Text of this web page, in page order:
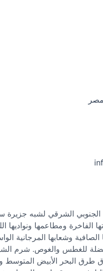
الشرقي لشبه جزيرة
ومطاعمها ونواديها
وشعابها المرجانية
للغطس والغوص. شرم
البحر الأبيض المتوسط